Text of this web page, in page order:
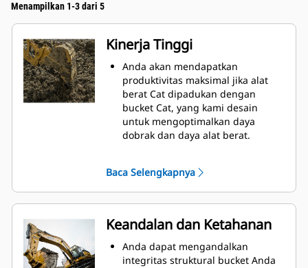
Menampilkan 1-3 dari 5
Kinerja Tinggi
Anda akan mendapatkan
produktivitas maksimal jika alat
berat Cat dipadukan dengan
bucket Cat, yang kami desain
untuk mengoptimalkan daya
dobrak dan daya alat berat.
bucket. Jarak bebas heel
tambahan memastikan bagian
bawah bucket tidak menyeret
sehingga mengurangi biaya
perawatan.
Konsumsi bahan bakar mencapai
puncaknya selama penggalian.
Baca Selengkapnya
Keandalan dan Ketahanan
Anda dapat mengandalkan
integritas struktural bucket Anda